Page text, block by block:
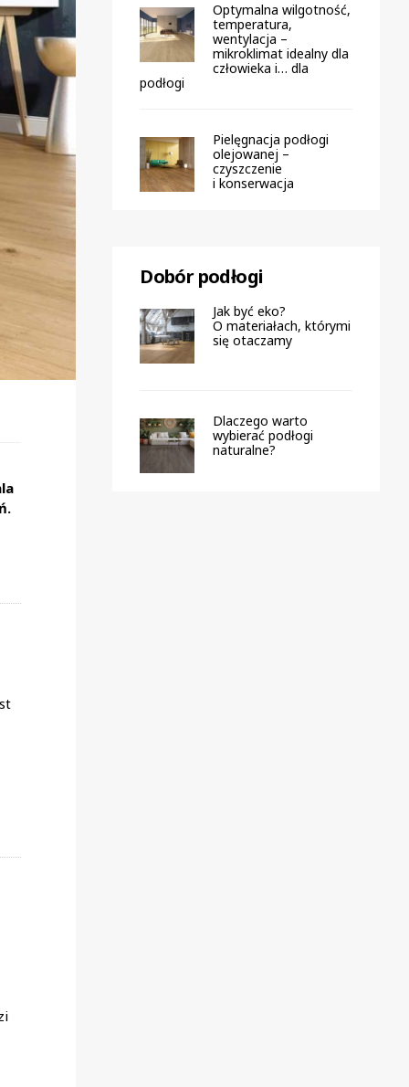
Optymalna wilgotność,
temperatura,
wentylacja –
mikroklimat idealny dla
człowieka i… dla
podłogi
Pielęgnacja podłogi
olejowanej –
czyszczenie
i konserwacja
Dobór podłogi
Jak być eko?
O materiałach, którymi
się otaczamy
Dlaczego warto
wybierać podłogi
naturalne?